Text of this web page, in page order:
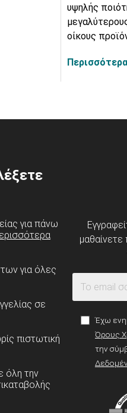
υψηλής
οίκους
για πάνω
για όλες
σε
πιστωτική
όλη την
Έχω
Όρους
την